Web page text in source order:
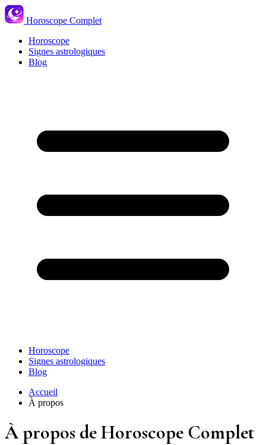
Horoscope Complet
Horoscope
Signes astrologiques
Blog
Horoscope
Signes astrologiques
Blog
Accueil
À propos
À propos de Horoscope Complet